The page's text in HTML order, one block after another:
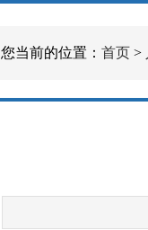
您当前的位置： 首页 >